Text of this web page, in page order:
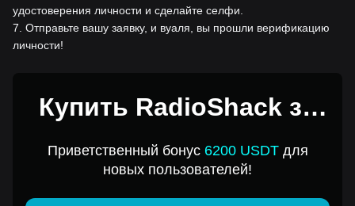
удостоверения личности и сделайте селфи.
7 Отправьте вашу заявку, и вуаля, вы прошли верификацию
личности!
Купить RadioShack за
1USD
Приветственный бонус 6200 USDTдля
новых пользователей!